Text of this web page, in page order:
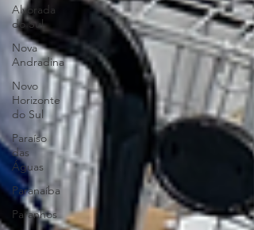
Alvorada
do Sul
Nova
Andradina
Novo
Horizonte
do Sul
Paraíso
das
Águas
Paranaíba
Paranhos